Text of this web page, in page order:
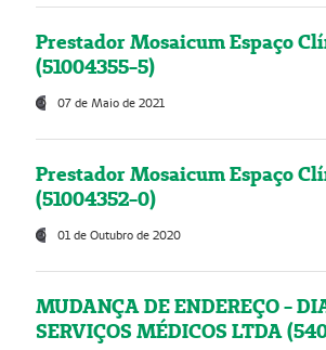
Prestador Mosaicum Espaço
(51004355-5)
07 de Maio de 2021
Prestador Mosaicum Espaço
(51004352-0)
01 de Outubro de 2020
MUDANÇA DE ENDEREÇO -
SERVIÇOS MÉDICOS LTDA